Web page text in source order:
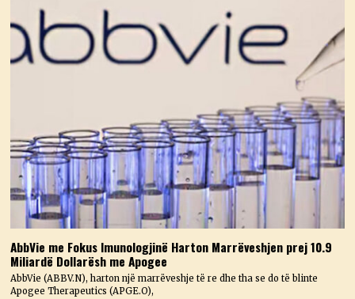
AbbVie me Fokus Imunologjinë Harton Marrëveshjen prej 10.9
Miliardë Dollarësh me Apogee
AbbVie (ABBV.N), harton një marrëveshje të re dhe tha se do të blinte
Apogee Therapeutics (APGE.O),